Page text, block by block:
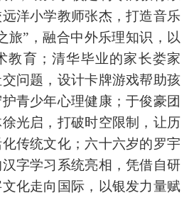
洋小学教师张杰，打造音乐
旅”，融合中外乐理知识，以
教育；清华毕业的家长娄家
问题，设计卡牌游戏帮助孩
青少年心理健康；于俊豪团
光启，打破时空限制，让历
传统文化；六十六岁的罗宇
字学习系统亮相，凭借自研
化走向国际，以银发力量赋